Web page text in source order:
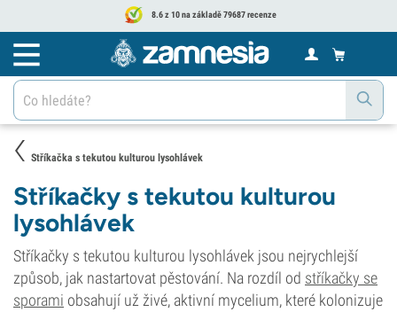
8.6 z 10 na základě 79687 recenze
Stříkačka s tekutou kulturou lysohlávek
Stříkačky s tekutou kulturou
lysohlávek
Stříkačky s tekutou kulturou lysohlávek jsou nejrychlejší
způsob, jak nastartovat pěstování. Na rozdíl od stříkačky se
sporami obsahují už živé, aktivní mycelium, které kolonizuje